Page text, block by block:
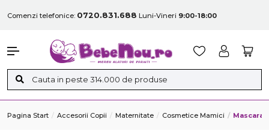
Comenzi telefonice: 0720.831.688 Luni-Vineri 9:00-18:00
Pagina Start Accesorii Copii Maternitate Cosmetice Mamici Mascara